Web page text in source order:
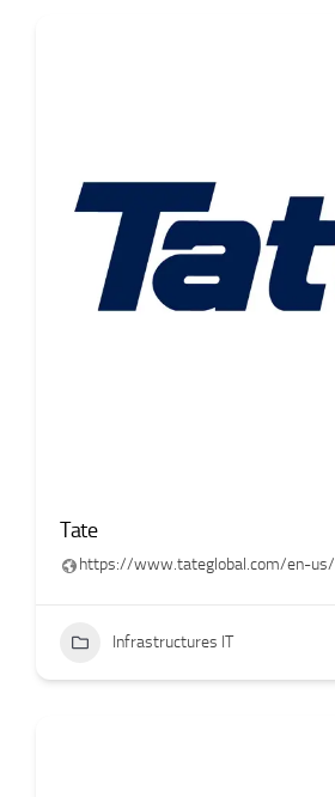
Tate
https://www.tateglobal.com/en-us/
Infrastructures IT